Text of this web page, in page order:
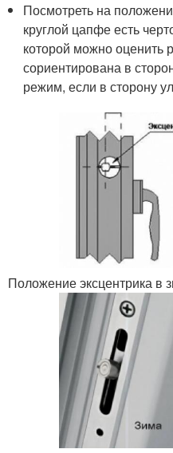
Посмотреть на
круглой цапфе есть
которой можно оценить
сориентирована в
режим, если в сторону
Положение эксцентрика в